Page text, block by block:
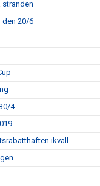
den 20/6
4
ikväll